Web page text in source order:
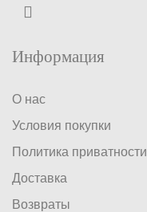
Информация
О нас
Условия покупки
Политика приватности
Доставка
Возвраты